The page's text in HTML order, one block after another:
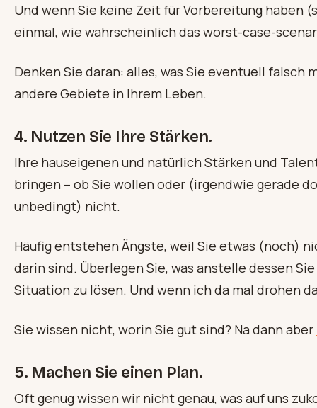
Und wenn Sie keine Zeit für Vorbereitung haben
einmal, wie wahrscheinlich das worst-case-
Denken Sie daran: alles, was Sie eventuell falsch
andere Gebiete in Ihrem Leben.
4. Nutzen Sie Ihre Stärken.
Ihre hauseigenen und natürlich Stärken und
bringen – ob Sie wollen oder (irgendwie gerade
unbedingt) nicht.
Häufig entstehen Ängste, weil Sie etwas (noch)
darin sind. Überlegen Sie, was anstelle dessen
Situation zu lösen. Und wenn ich da mal drohen
Sie wissen nicht, worin Sie gut sind? Na dann aber
5. Machen Sie einen Plan.
Oft genug wissen wir nicht genau, was auf uns